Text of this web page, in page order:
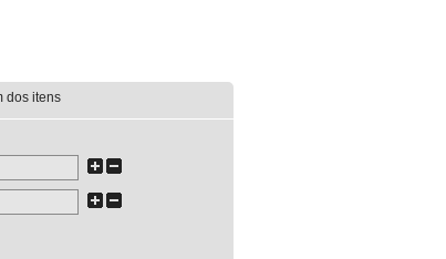
dos itens